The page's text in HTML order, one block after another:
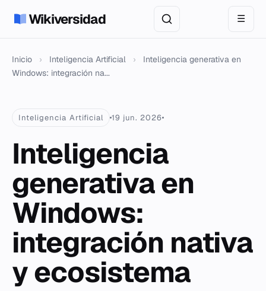
Wikiversidad ☰
Inicio › Inteligencia Artificial ›
Inteligencia generativa en
Windows: integración na...
Inteligencia Artificial 19 jun. 2026
Inteligencia
generativa en
Windows:
integración nativa
y ecosistema